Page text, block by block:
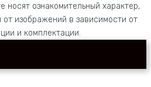
носят ознакомительный характер,
от изображений в зависимости от
и комплектации.